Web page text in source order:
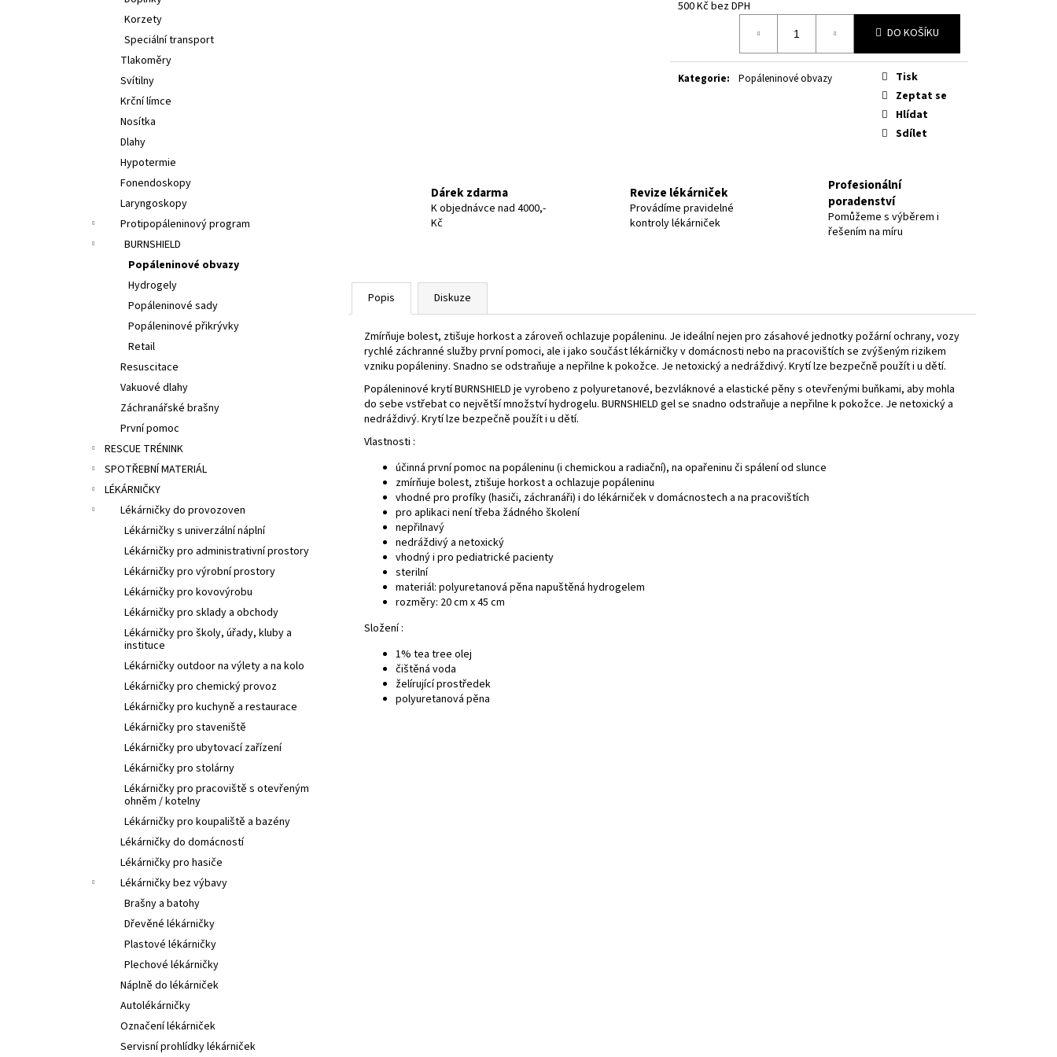
Korzety
Speciální transport
Tlakoměry
Svítilny
Krční límce
Nosítka
Dlahy
Hypotermie
Fonendoskopy
Laryngoskopy
Protipopáleninový program
BURNSHIELD
Popáleninové obvazy
Hydrogely
Popáleninové sady
Popáleninové přikrývky
Retail
Resuscitace
Vakuové dlahy
Záchranářské brašny
První pomoc
RESCUE TRÉNINK
SPOTŘEBNÍ MATERIÁL
LÉKÁRNIČKY
Lékárničky do provozoven
Lékárničky s univerzální náplní
Lékárničky pro administrativní prostory
Lékárničky pro výrobní prostory
Lékárničky pro kovovýrobu
Lékárničky pro sklady a obchody
Lékárničky pro školy, úřady, kluby a
instituce
Lékárničky outdoor na výlety a na kolo
Lékárničky pro chemický provoz
Lékárničky pro kuchyně a restaurace
Lékárničky pro staveniště
Lékárničky pro ubytovací zařízení
Lékárničky pro stolárny
Lékárničky pro pracoviště s otevřeným
ohněm / kotelny
Lékárničky pro koupaliště a bazény
Lékárničky do domácností
Lékárničky pro hasiče
Lékárničky bez výbavy
Brašny a batohy
Dřevěné lékárničky
Plastové lékárničky
Plechové lékárničky
Náplně do lékárniček
Autolékárničky
Označení lékárniček
Servisní prohlídky lékárniček
500 Kč bez DPH
DO KOŠÍKU
Kategorie: Popáleninové obvazy
Tisk
Zeptat se
Hlídat
Sdílet
Dárek zdarma
K objednávce nad 4000,-
Kč
Revize lékárniček
Provádíme pravidelné
kontroly lékárniček
Profesionální
poradenství
Pomůžeme s výběrem i
řešením na míru
Popis Diskuze
Zmírňuje bolest, ztišuje horkost a zároveň ochlazuje popáleninu. Je ideální nejen pro zásahové jednotky požární ochrany, vozy
rychlé záchranné služby první pomoci, ale i jako součást lékárničky v domácnosti nebo na pracovištích se zvýšeným rizikem
vzniku popáleniny. Snadno se odstraňuje a nepřilne k pokožce. Je netoxický a nedráždivý. Krytí lze bezpečně použít i u dětí.
Popáleninové krytí BURNSHIELD je vyrobeno z polyuretanové, bezvláknové a elastické pěny s otevřenými buňkami, aby mohla
do sebe vstřebat co největší množství hydrogelu. BURNSHIELD gel se snadno odstraňuje a nepřilne k pokožce. Je netoxický a
nedráždivý. Krytí lze bezpečně použít i u dětí.
Vlastnosti :
účinná první pomoc na popáleninu (i chemickou a radiační), na opařeninu či spálení od slunce
zmírňuje bolest, ztišuje horkost a ochlazuje popáleninu
vhodné pro profíky (hasiči, záchranáři) i do lékárniček v domácnostech a na pracovištích
pro aplikaci není třeba žádného školení
nepřilnavý
nedráždivý a netoxický
vhodný i pro pediatrické pacienty
sterilní
materiál: polyuretanová pěna napuštěná hydrogelem
rozměry: 20 cm x 45 cm
Složení :
1% tea tree olej
čištěná voda
želírující prostředek
polyuretanová pěna